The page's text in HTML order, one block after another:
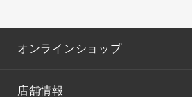
オンラインショップ
店舗情報